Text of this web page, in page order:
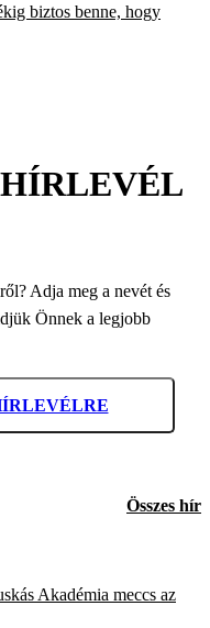
biztos benne, hogy
HÍRLEVÉL
Adja meg a nevét és
Önnek a legjobb
Összes hír
Akadémia meccs az